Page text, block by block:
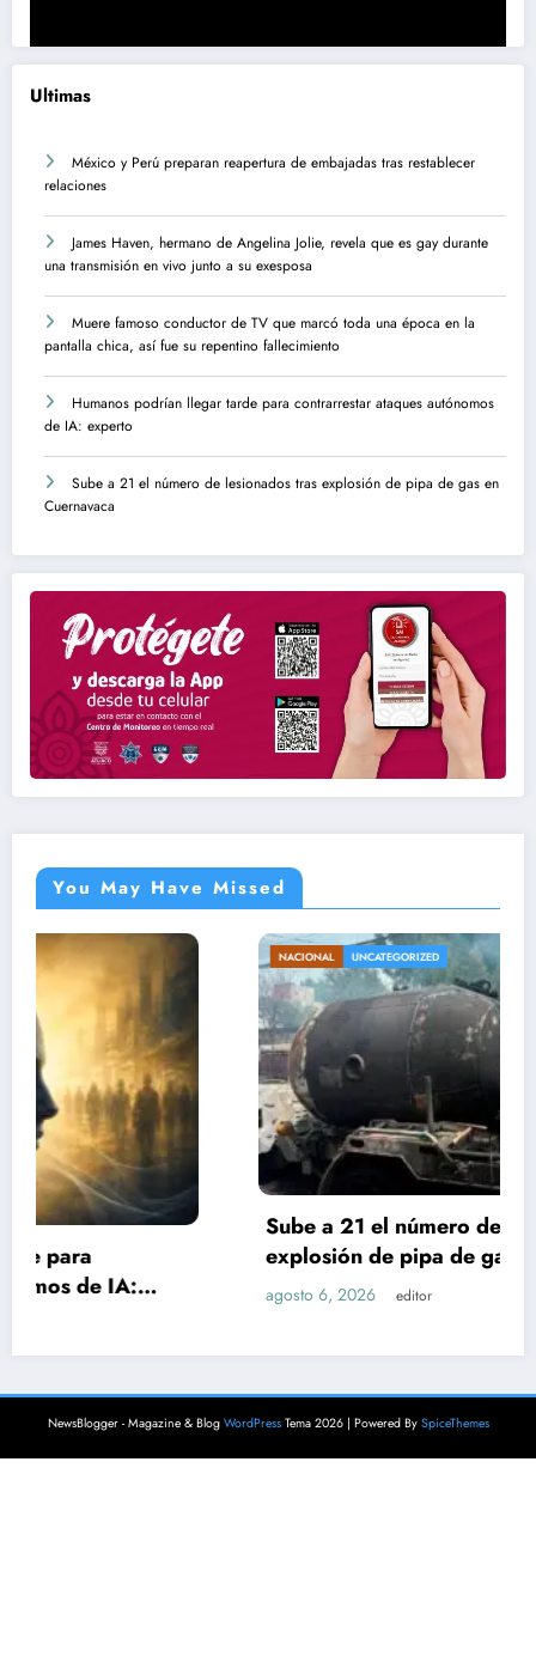
Ultimas
México y Perú preparan reapertura de embajadas tras restablecer
relaciones
James Haven, hermano de Angelina Jolie, revela que es gay durante
una transmisión en vivo junto a su exesposa
Muere famoso conductor de TV que marcó toda una época en la
pantalla chica, así fue su repentino fallecimiento
Humanos podrían llegar tarde para contrarrestar ataques autónomos
de IA: experto
Sube a 21 el número de lesionados tras explosión de pipa de gas en
Cuernavaca
You May Have Missed
Sube a 21 el número de lesionados tras
explosión de pipa de gas en Cuernavaca
agosto 6, 2026
NewsBlogger - Magazine & Blog WordPressTema 2026 | Powered By SpiceThemes